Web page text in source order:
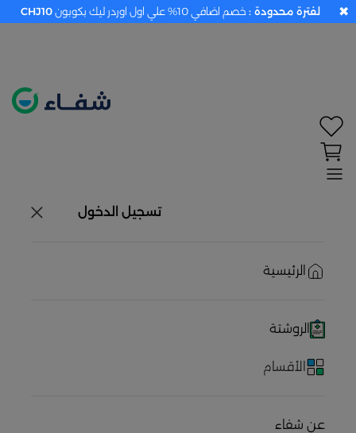
تسجيل الدخول
الرئيسية
الروشتة
الأقسام
عن شفاء
لفترة محدودة : خصم اضافي 10% علي اول اوردر ليك بكوبون CHJ10 ✖